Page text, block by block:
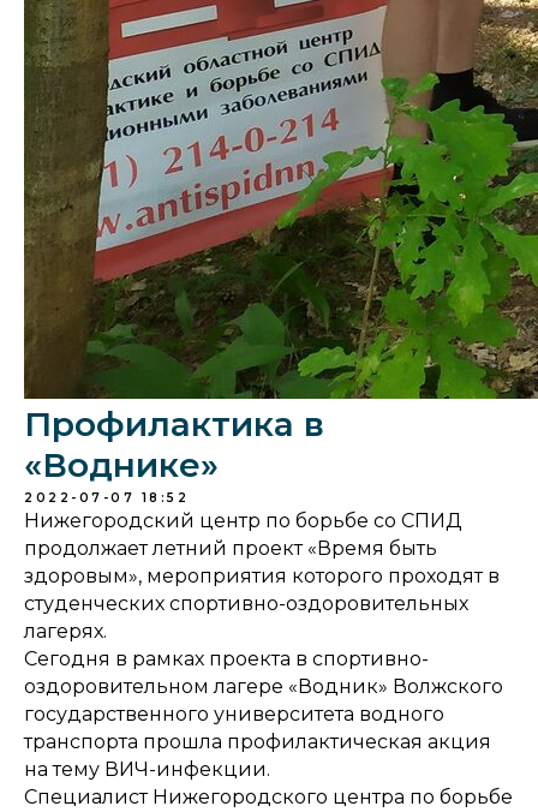
Профилактика в
«Воднике»
2022-07-07 18:52
Нижегородский центр по борьбе со СПИД
продолжает летний проект «Время быть
здоровым», мероприятия которого проходят в
студенческих спортивно-оздоровительных
лагерях.
Сегодня в рамках проекта в спортивно-
оздоровительном лагере «Водник» Волжского
государственного университета водного
транспорта прошла профилактическая акция
на тему ВИЧ-инфекции.
Специалист Нижегородского центра по борьбе